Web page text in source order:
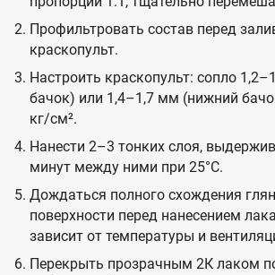
Профильтровать состав перед
краскопульт.
Настроить краскопульт: сопло
бачок) или 1,4–1,7 мм (нижний
кг/см².
Нанести 2–3 тонких слоя,
минут между ними при 25°C.
Дождаться полного схождения
поверхности перед нанесением
зависит от температуры и
Перекрыть прозрачным 2К лаком